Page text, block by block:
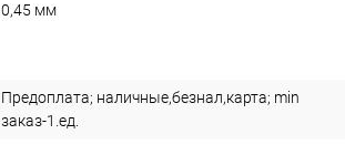
0,45 мм
Предоплата; наличные,безнал,карта; min
заказ-1.ед.